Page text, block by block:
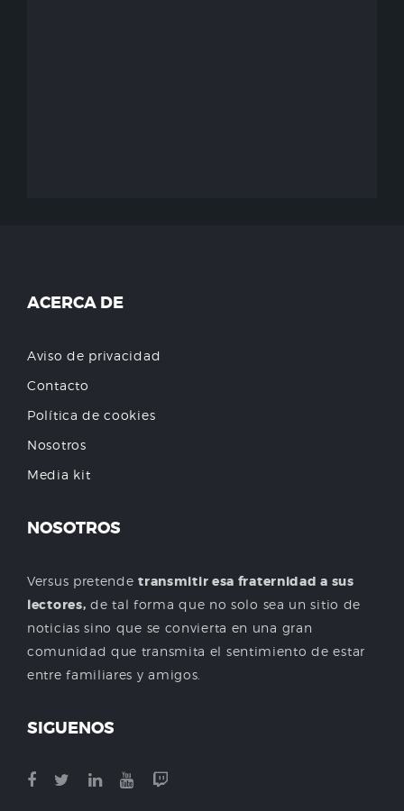
ACERCA DE
Aviso de privacidad
Contacto
Política de cookies
Nosotros
Media kit
NOSOTROS
Versus pretendetransmitir esa fraternidad a sus
lectores, de tal forma que no solo sea un sitio de
noticias sino que se convierta en una gran
comunidad que transmita el sentimiento de estar
entre familiares y amigos.
SIGUENOS